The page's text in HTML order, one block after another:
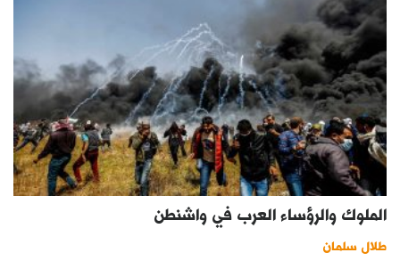
الملوك والرؤساء العرب في واشنطن
طلال سلمان